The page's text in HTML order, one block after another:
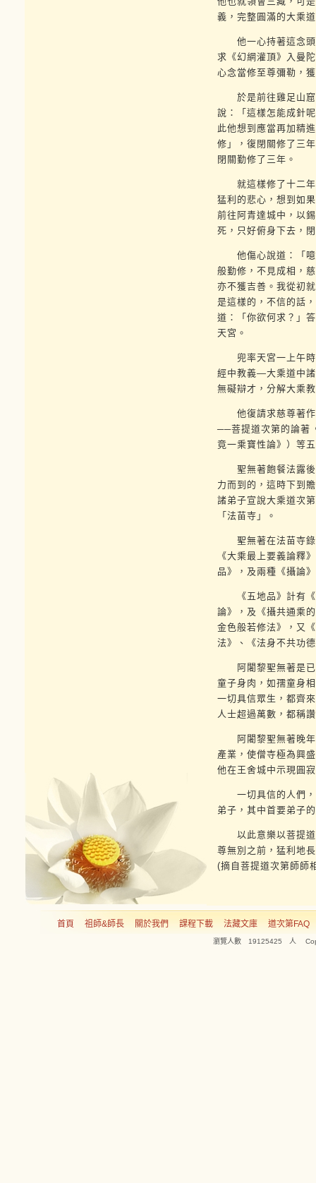
義，完整圓滿的大乘
他一心持著這念頭
求《幻網灌頂》入曼
心念當修至尊彌勒，
於是前往雞足山窟
說：「這樣怎能成針
此他想到應當再加精
修」，復閉關修了三
閉關勤修了三年。
就這樣修了十二年
猛利的悲心，想到如
前往阿青達城中，以
死，只好俯身下去，
他傷心說道：「噫
般勤修，不見成相，
亦不獲吉善。我從初
是這樣的，不信的話
道：「你欲何求？」
天宮。
兜率天宮一上午時
經中教義—大乘道中
無礙辯才，分解大乘
他復請求慈尊著作
──菩提道次第的論著
竟一乘寶性論》）等
聖無著飽餐法露後
力而到的，這時下到
諸弟子宣說大乘道次
「法苗寺」。
聖無著在法苗寺錄
《大乘最上要義論釋
品》，及兩種《攝論
《五地品》計有《
論》，及《攝共通乘
金色般若修法》，又
法》、《法身不共功
阿闍黎聖無著是已
童子身肉，如孺童身
一切具信眾生，都齊
人士超過萬數，都稱
阿闍黎聖無著晚年
產業，使僧寺極為興
他在王舍城中示現圓
一切具信的人們，
弟子，其中首要弟子
以此意樂以菩提道
尊無別之前，猛利地
(摘自菩提道次第師師
首頁 祖師&師長 關於我們 課程下載 法藏文庫 道次第FAQ
瀏覽人數 19125425 人